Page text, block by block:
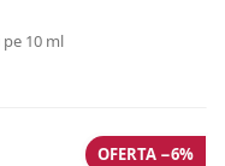
pe 10 ml
OFERTA −6%